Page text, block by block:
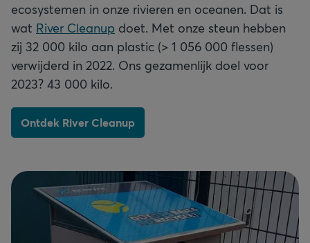
ecosystemen in onze rivieren en oceanen. Dat is
wat River Cleanup doet. Met onze steun hebben
zij 32 000 kilo aan plastic (> 1 056 000 flessen)
verwijderd in 2022. Ons gezamenlijk doel voor
2023? 43 000 kilo.
Ontdek River Cleanup